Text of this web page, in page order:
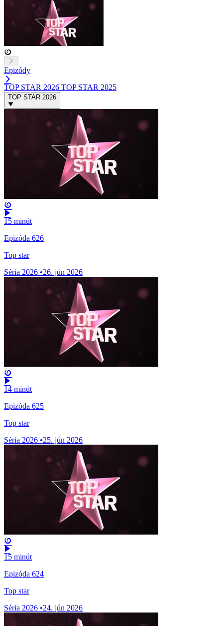
Epizódy
TOP STAR 2026 TOP STAR 2025
TOP STAR 2026
15 minút
Epizóda 626
Top star
Séria 2026 •26. jún 2026
14 minút
Epizóda 625
Top star
Séria 2026 •25. jún 2026
15 minút
Epizóda 624
Top star
Séria 2026 •24. jún 2026